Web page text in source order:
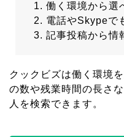
働く環境から選
電話やSkypeで
記事投稿から情
クックビズは働く環境
の数や残業時間の長さ
人を検索できます。